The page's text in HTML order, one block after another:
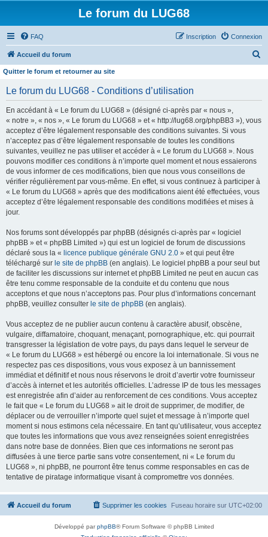
Le forum du LUG68
FAQ Connexion
Inscription
Accueil du forum
Quitter le forum et retourner au site
Le forum du LUG68 - Conditions d’utilisation
En accédant à « Le forum du LUG68 » (désigné ci-après par « nous »,
« notre », « nos », « Le forum du LUG68 » et « http://lug68.org/phpBB3 »), vous
acceptez d’être légalement responsable des conditions suivantes. Si vous
n’acceptez pas d’être légalement responsable de toutes les conditions
suivantes, veuillez ne pas utiliser et accéder à « Le forum du LUG68 ». Nous
pouvons modifier ces conditions à n’importe quel moment et nous essaierons
de vous informer de ces modifications, bien que nous vous conseillons de
vérifier régulièrement par vous-même. En effet, si vous continuez à participer à
« Le forum du LUG68 » après que des modifications aient été effectuées, vous
acceptez d’être légalement responsable des conditions modifiées et mises à
jour.
Nos forums sont développés par phpBB (désignés ci-après par « logiciel
phpBB » et « phpBB Limited ») qui est un logiciel de forum de discussions
déclaré sous la « licence publique générale GNU 2.0 » et qui peut être
téléchargé sur le site de phpBB (en anglais). Le logiciel phpBB a pour seul but
de faciliter les discussions sur internet et phpBB Limited ne peut en aucun cas
être tenu comme responsable de la conduite et du contenu que nous
acceptons et que nous n’acceptons pas. Pour plus d’informations concernant
phpBB, veuillez consulter le site de phpBB (en anglais).
Vous acceptez de ne publier aucun contenu à caractère abusif, obscène,
vulgaire, diffamatoire, choquant, menaçant, pornographique, etc. qui pourrait
transgresser la législation de votre pays, du pays dans lequel le serveur de
« Le forum du LUG68 » est hébergé ou encore la loi internationale. Si vous ne
respectez pas ces dispositions, vous vous exposez à un bannissement
immédiat et définitif et nous nous réservons le droit d’avertir votre fournisseur
d’accès à internet et les autorités officielles. L’adresse IP de tous les messages
est enregistrée afin d’aider au renforcement de ces conditions. Vous acceptez
le fait que « Le forum du LUG68 » ait le droit de supprimer, de modifier, de
déplacer ou de verrouiller n’importe quel sujet et message à n’importe quel
moment si nous estimons cela nécessaire. En tant qu’utilisateur, vous acceptez
que toutes les informations que vous avez renseignées soient enregistrées
dans notre base de données. Bien que ces informations ne seront pas
diffusées à une tierce partie sans votre consentement, ni « Le forum du
LUG68 », ni phpBB, ne pourront être tenus comme responsables en cas de
tentative de piratage informatique visant à compromettre vos données.
Accueil du forum Fuseau horaire sur UTC+02:00
Supprimer les cookies
Développé parphpBB® Forum Software © phpBB Limited